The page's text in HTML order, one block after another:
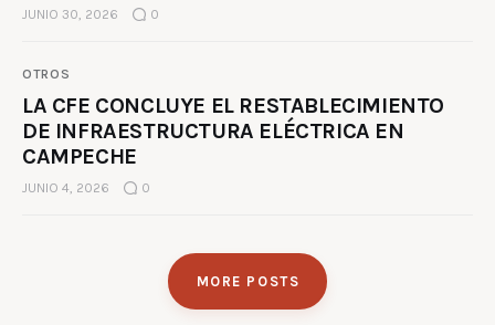
JUNIO 30, 2026 0
OTROS
LA CFE CONCLUYE EL RESTABLECIMIENTO
DE INFRAESTRUCTURA ELÉCTRICA EN
CAMPECHE
JUNIO 4, 2026 0
MORE POSTS